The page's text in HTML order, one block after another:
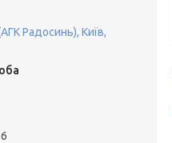
Радосинь), Київ,